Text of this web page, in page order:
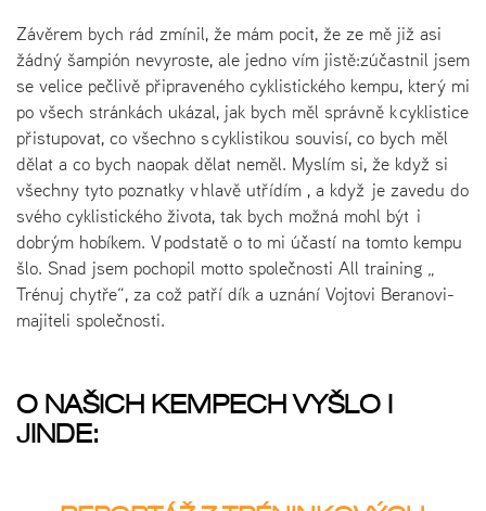
Závěrem bych rád zmínil, že mám pocit, že ze mě již asi
žádný šampión nevyroste, ale jedno vím jistě:zúčastnil jsem
se velice pečlivě připraveného cyklistického kempu, který mi
po všech stránkách ukázal, jak bych měl správně k cyklistice
přistupovat, co všechno s cyklistikou souvisí, co bych měl
dělat a co bych naopak dělat neměl. Myslím si, že když si
všechny tyto poznatky v hlavě utřídím , a když je zavedu do
svého cyklistického života, tak bych možná mohl být i
dobrým hobíkem. V podstatě o to mi účastí na tomto kempu
šlo. Snad jsem pochopil motto společnosti All training „
Trénuj chytře“, za což patří dík a uznání Vojtovi Beranovi-
majiteli společnosti.
O NAŠICH KEMPECH VYŠLO I
JINDE: